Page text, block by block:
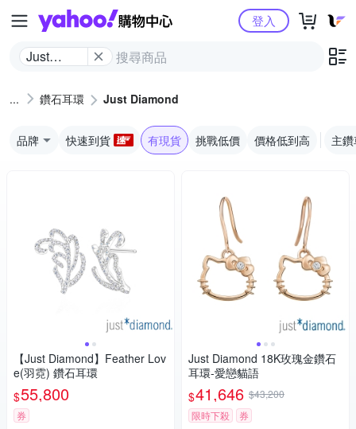
Yahoo購物中心
Just
登入
鑽石耳環 Just Diamond
品牌 快速到貨 有現貨 挑戰低價 價格低到高 主
【Just Diamond】Feather Lov
e(羽霓) 鑽石耳環
$55,800
券
Just Diamond 18K玫瑰金鑽石
耳環-愛戀貓語
$41,646 $43,200
限時下殺
券